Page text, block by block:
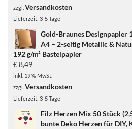
zzgl. Versandkosten
Lieferzeit: 3-5 Tage
Gold-Braunes Designpapier
A4 – 2-seitig Metallic &
192 g/m² Bastelpapier
€8,49
inkl. 19 % MwSt.
zzgl. Versandkosten
Lieferzeit: 3-5 Tage
Filz Herzen Mix 50 Stück
bunte Deko Herzen für DIY,